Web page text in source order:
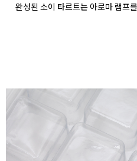
완성된 소이 타르트는 아로마 램프